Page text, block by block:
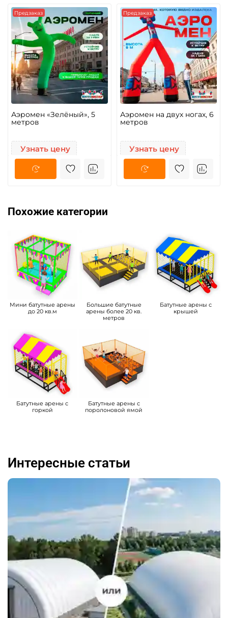
Предзаказ
Аэромен «Зелёный», 5
метров
Узнать цену
Предзаказ
Аэромен на двух ногах, 6
метров
Узнать цену
Похожие категории
Мини батутные арены
до 20 кв.м
Большие батутные
арены более 20 кв.
метров
Батутные арены с
крышей
Батутные арены с
горкой
Батутные арены с
поролоновой ямой
Интересные статьи